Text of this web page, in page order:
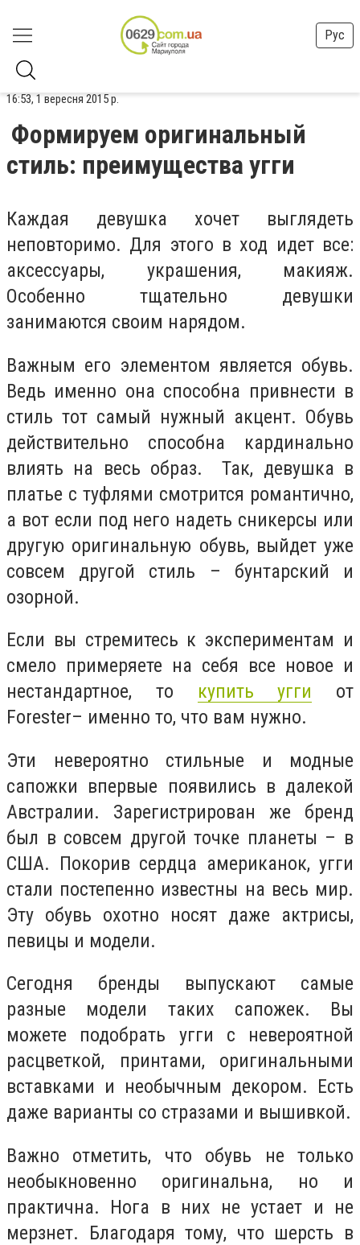
Рус
16:53, 1 вересня 2015 р.
Формируем оригинальный
стиль: преимущества угги
Каждая девушка хочет выглядеть
неповторимо. Для этого в ход идет все:
аксессуары, украшения, макияж.
Особенно тщательно девушки
занимаются своим нарядом.
Важным его элементом является обувь.
Ведь именно она способна привнести в
стиль тот самый нужный акцент. Обувь
действительно способна кардинально
влиять на весь образ. Так, девушка в
платье с туфлями смотрится романтично,
а вот если под него надеть сникерсы или
другую оригинальную обувь, выйдет уже
совсем другой стиль – бунтарский и
озорной.
Если вы стремитесь к экспериментам и
смело примеряете на себя все новое и
нестандартное, то купить угги от
Forester– именно то, что вам нужно.
Эти невероятно стильные и модные
сапожки впервые появились в далекой
Австралии. Зарегистрирован же бренд
был в совсем другой точке планеты – в
США. Покорив сердца американок, угги
стали постепенно известны на весь мир.
Эту обувь охотно носят даже актрисы,
певицы и модели.
Сегодня бренды выпускают самые
разные модели таких сапожек. Вы
можете подобрать угги с невероятной
расцветкой, принтами, оригинальными
вставками и необычным декором. Есть
даже варианты со стразами и вышивкой.
Важно отметить, что обувь не только
необыкновенно оригинальна, но и
практична. Нога в них не устает и не
мерзнет. Благодаря тому, что шерсть в